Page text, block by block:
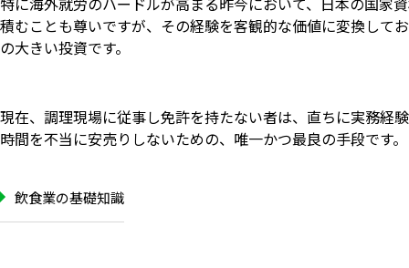
積むことも尊いですが、その経験を客観的な価値に変換して
の大きい投資です。
現在、調理現場に従事し免許を持たない者は、直ちに実務経
時間を不当に安売りしないための、唯一かつ最良の手段です。
飲食業の基礎知識